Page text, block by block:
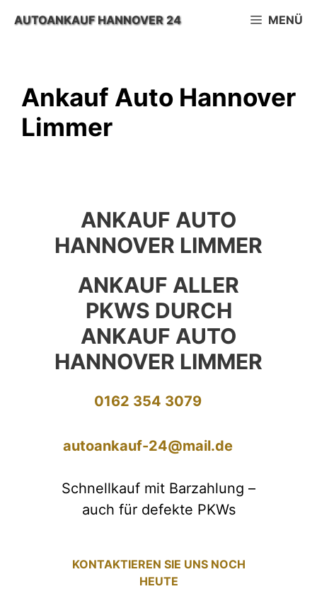
InhaltAUTOANKAUF HANNOVER 24 MENÜ
Ankauf Auto Hannover
Limmer
ANKAUF AUTO
HANNOVER LIMMER
ANKAUF ALLER
PKWS DURCH
ANKAUF AUTO
HANNOVER LIMMER
0162 354 3079
autoankauf-24@mail.de
Schnellkauf mit Barzahlung –
auch für defekte PKWs
KONTAKTIEREN SIE UNS NOCH
HEUTE